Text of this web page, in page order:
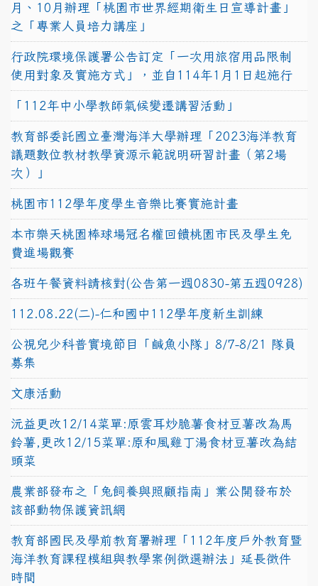
月、10月辦理「桃園市世界經期衛生日宣導計畫」
之「專業人員培力講座」
行政院環境保護署公告訂定「一次用旅宿用品限制
使用對象及實施方式」，並自114年1月1日起施行
「112年中小學教師氣候變遷講習活動」
教育部委託國立臺灣海洋大學辦理「2023海洋教育
議題數位教材教學資源示範說明研習計畫（第2場
次）」
桃園市112學年度學生音樂比賽實施計畫
本市樂天桃園棒球場冠名權回饋桃園市民及學生免
費進場觀賽
各班午餐資料請核對(公告第一週0830-第五週0928)
112.08.22(二)-仁和國中112學年度新生訓練
公視兒少科普實境節目「鹹魚小隊」8/7-8/21 隊員
募集
文康活動
沅益更改12/14菜單:原雲耳炒脆薯食材豆薯改為馬
鈴薯,更改12/15菜單:原和風雞丁湯食材豆薯改為結
頭菜
農業部發布之「兔飼養與照顧指南」業公開發布於
該部動物保護資訊網
教育部國民及學前教育署辦理「112年度戶外教育暨
海洋教育課程模組與教學案例徵選辦法」延長徵件
時間